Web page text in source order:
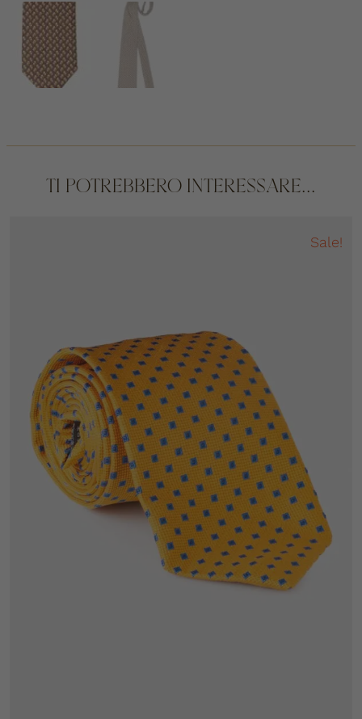
TI POTREBBERO INTERESSARE...
Sale!